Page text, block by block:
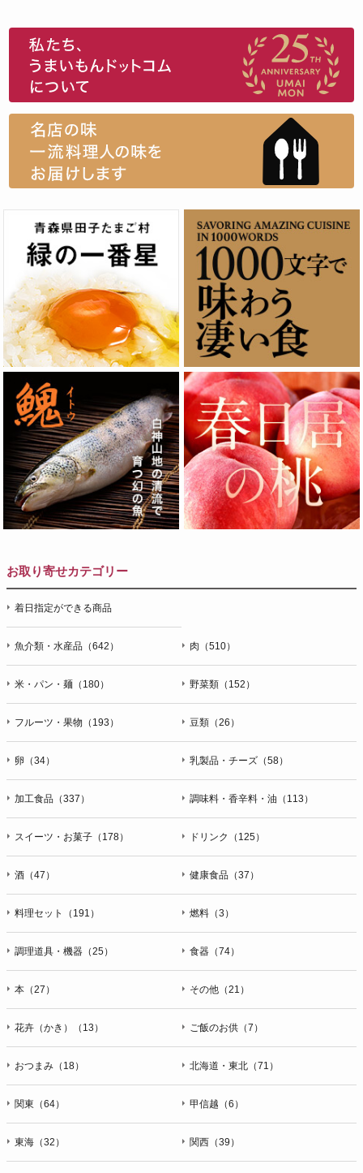
お取り寄せカテゴリー
着日指定ができる商品
魚介類・水産品（642） 肉（510）
米・パン・麺（180） 野菜類（152）
フルーツ・果物（193） 豆類（26）
卵（34） 乳製品・チーズ（58）
加工食品（337） 調味料・香辛料・油（113）
スイーツ・お菓子（178） ドリンク（125）
酒（47） 健康食品（37）
料理セット（191） 燃料（3）
調理道具・機器（25） 食器（74）
本（27） その他（21）
花卉（かき）（13） ご飯のお供（7）
おつまみ（18） 北海道・東北（71）
関東（64） 甲信越（6）
東海（32） 関西（39）